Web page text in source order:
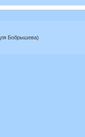
Бобрышева)